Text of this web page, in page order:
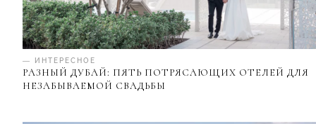
— ИНТЕРЕСНОЕ
РАЗНЫЙ ДУБАЙ: ПЯТЬ ПОТРЯСАЮЩИХ ОТЕЛЕЙ ДЛЯ
НЕЗАБЫВАЕМОЙ СВАДЬБЫ